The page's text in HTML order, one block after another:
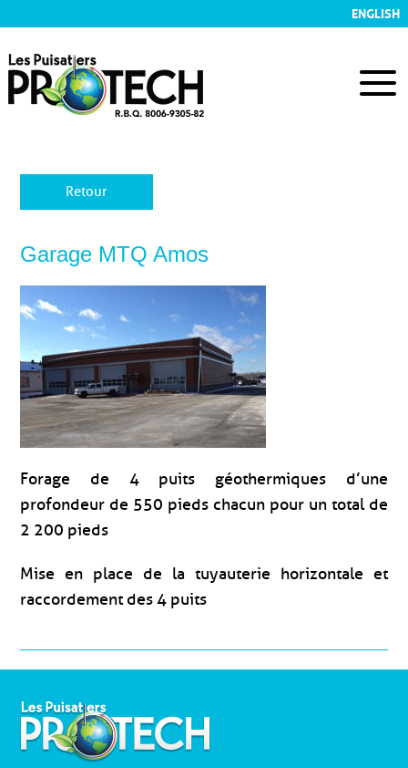
ENGLISH
Retour
Garage MTQ Amos
Forage de 4 puits géothermiques d’une
profondeur de 550 pieds chacun pour un total de
2 200 pieds
Mise en place de la tuyauterie horizontale et
raccordement des 4 puits